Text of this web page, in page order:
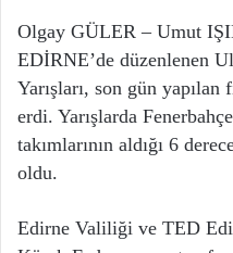
Olgay GÜLER – Umut
EDİRNE’de düzenlenen
Yarışları, son gün
erdi. Yarışlarda
takımlarının aldığı 6
oldu.
Edirne Valiliği ve TED